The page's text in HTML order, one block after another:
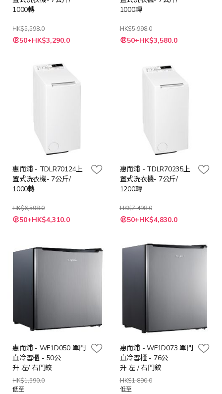
1000轉
HK$5,598.0
特
殊 50+HK$3,290.0
1000轉
HK$5,998.0
特
殊 50+HK$3,580.0
惠而浦 - TDLR70124上
置式洗衣機- 7公斤/
1000轉
HK$6,598.0
特
殊 50+HK$4,310.0
惠而浦 - TDLR70235上
置式洗衣機- 7公斤/
1200轉
HK$7,498.0
特
殊 50+HK$4,830.0
惠而浦 - WF1D050 單門
直冷雪櫃 - 50公
升 左/ 右門鉸
HK$1,590.0
低至
惠而浦 - WF1D073 單門
直冷雪櫃 - 76公
升 左 / 右門鉸
HK$1,890.0
低至